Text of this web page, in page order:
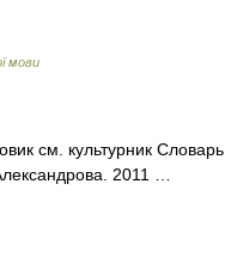
мови
см. культурник Словарь
2011 …